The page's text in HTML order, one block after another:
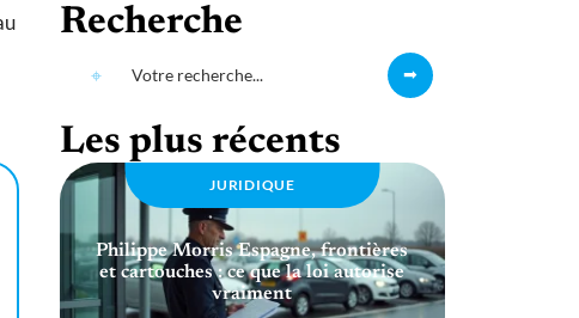
Recherche
Les plus récents
JURIDIQUE
Philippe Morris Espagne, frontières
et cartouches : ce que la loi autorise
vraiment